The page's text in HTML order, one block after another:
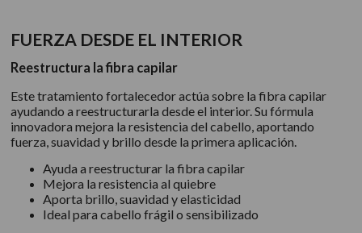
FUERZA DESDE EL INTERIOR
Reestructura la fibra capilar
Este tratamiento fortalecedor actúa sobre la fibra capilar
ayudando a reestructurarla desde el interior. Su fórmula
innovadora mejora la resistencia del cabello, aportando
fuerza, suavidad y brillo desde la primera aplicación.
Ayuda a reestructurar la fibra capilar
Mejora la resistencia al quiebre
Aporta brillo, suavidad y elasticidad
Ideal para cabello frágil o sensibilizado